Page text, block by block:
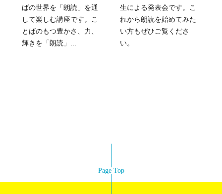
ばの世界を「朗読」を通
して楽しむ講座です。こ
とばのもつ豊かさ、力、
輝きを「朗読」...
生による発表会です。こ
れから朗読を始めてみた
い方もぜひご覧くださ
い。
Page Top